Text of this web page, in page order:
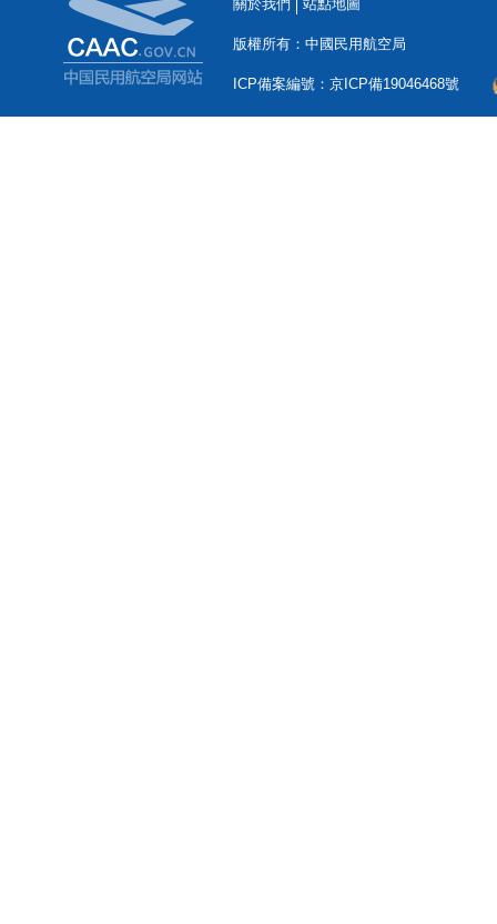
關於我們 站點地圖
版權所有：中國民用航空局
ICP備案編號：京ICP備19046468號